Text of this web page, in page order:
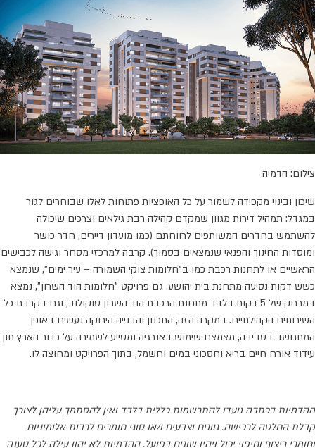
צילום: הדמיה
שיכון ובינוי מקפידה לשמור על כל האופציות פתוחות לאלו שבוחרים לגור
במגדל: תמהיל דירות מגוון שמקדם קהילה רבת גילאים וצרכים שיכולה
להשתמש בחדרים המשותפים לרווחתם (כמו מועדון דיירים, חדר כושר
ומוסדות החינוך והפנאי שנמצאים בסמוך). קרבה למרכזי מסחר וגישה לכבישים
הראשיים או לתחנות רכבת כמו ב"חלומות צוקי השמורה – עיר ימים", שנמצא
כשש דקות נסיעה מתחנת בית יהושע. גם פרויקט "חלומות הוד השרון", נמצא
במרחק של 5 דקות בלבד מתחנת הרכבת הוד השרון סוקולוב, וגם בקרבת כל
השירותים הקהילתיים. במקרה הזה, התכנון והבנייה הירוקה נעשים באופן
המתחשב בסביבה, מצמצם שימוש באנרגיה ומסייע לשמירה על כדור הארץ תוך
עידוד אורח חיים בריא וחסכוני במים וחשמל, בתוך הפרויקט ומחוצה לו.
ההדמיות בכתבה נועדו להתרשמות כללית בלבד ואין להסתמך עליהן לצורך
קבלת החלטה לרכישה. גוונים וצבעים ו/או סוגי חומרים לרבות אלומיניום
וחומרי ריצוף וחיפוי יכול ויהיו שונים בפועל. ההדמיות לא יהוו עילה לכל טענה